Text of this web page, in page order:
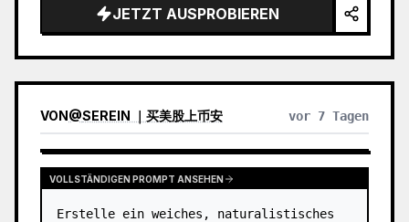
fröhliche junge Frau, {argument
name="charact…
JETZT AUSPROBIEREN
VON@SEREIN ｜买美股上币安 vor 7 Tagen
VOLLSTÄNDIGEN PROMPT ANSEHEN
Erstelle ein weiches, naturalistisches